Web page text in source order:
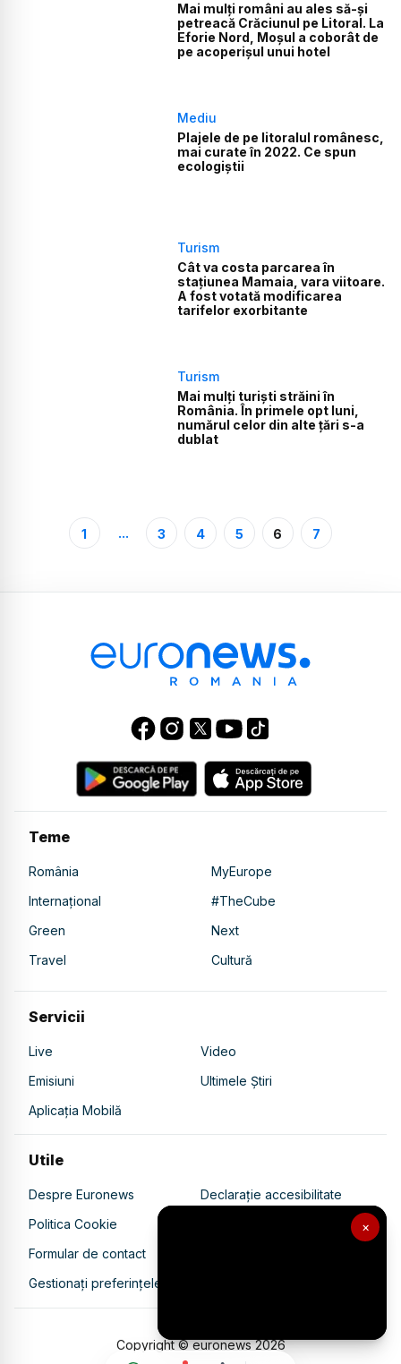
×
Mai mulți români au ales să-și
petreacă Crăciunul pe Litoral. La
Eforie Nord, Moșul a coborât de
pe acoperișul unui hotel
Mediu
Plajele de pe litoralul românesc,
mai curate în 2022. Ce spun
ecologiștii
Turism
Cât va costa parcarea în
stațiunea Mamaia, vara viitoare.
A fost votată modificarea
tarifelor exorbitante
Turism
Mai mulți turiști străini în
România. În primele opt luni,
numărul celor din alte țări s-a
dublat
1 ... 3 4 5 6 7
Teme
România
MyEurope
Internațional
#TheCube
Green
Next
Travel
Cultură
Servicii
Live
Video
Emisiuni
Ultimele Știri
Aplicația Mobilă
Utile
Despre Euronews
Declarație accesibilitate
Politica Cookie
Politica de confidențialitate
Formular de contact
Gestionați preferințele
Copyright © euronews2026